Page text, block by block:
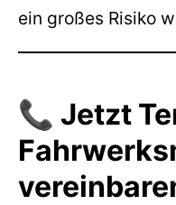
ein großes Risiko
📞 Jetzt